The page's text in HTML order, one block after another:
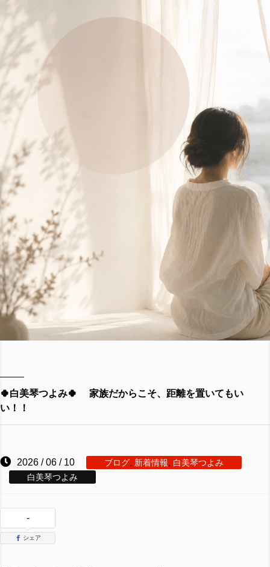
🍀白美琴つよみ🍀 家族だからこそ、距離を置いてもい
い！！
2026 / 06 / 10 ブログ 新着情報
白美琴つよみ
白美琴つよみ
-
シェア